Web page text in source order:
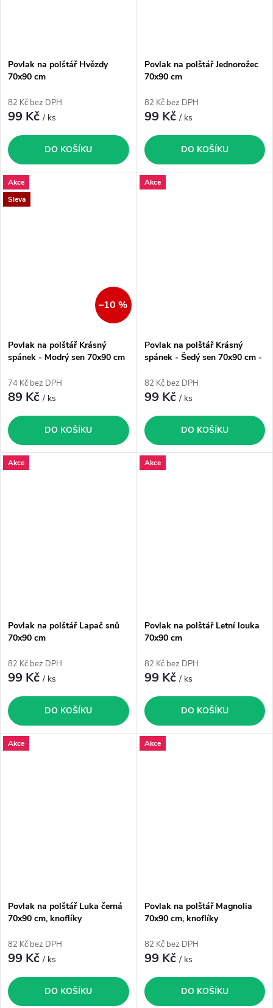
Povlak na polštář Hvězdy
70x90 cm
82 Kč bez DPH
99 Kč/ ks
DO KOŠÍKU
Povlak na polštář Jednorožec
70x90 cm
82 Kč bez DPH
99 Kč/ ks
DO KOŠÍKU
Akce
Sleva
–10 %
Povlak na polštář Krásný
spánek - Modrý sen 70x90 cm
74 Kč bez DPH
89 Kč/ ks
DO KOŠÍKU
Akce
Povlak na polštář Krásný
spánek - Šedý sen 70x90 cm -
82 Kč bez DPH
99 Kč/ ks
DO KOŠÍKU
Akce
Povlak na polštář Lapač snů
70x90 cm
82 Kč bez DPH
99 Kč/ ks
DO KOŠÍKU
Akce
Povlak na polštář Letní louka
70x90 cm
82 Kč bez DPH
99 Kč/ ks
DO KOŠÍKU
Akce
Povlak na polštář Luka černá
70x90 cm, knoflíky
82 Kč bez DPH
99 Kč/ ks
DO KOŠÍKU
Akce
Povlak na polštář Magnolia
70x90 cm, knoflíky
82 Kč bez DPH
99 Kč/ ks
DO KOŠÍKU